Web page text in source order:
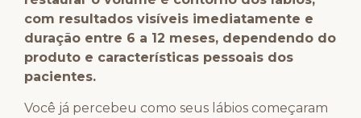
com resultados visíveis imediatamente e
duração entre 6 a 12 meses, dependendo do
produto e características pessoais dos
pacientes.
Você já percebeu como seus lábios começaram